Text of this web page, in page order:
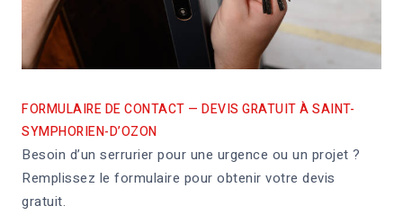
FORMULAIRE DE CONTACT — DEVIS GRATUIT À SAINT-
SYMPHORIEN-D’OZON
Besoin d’un serrurier pour une urgence ou un projet ?
Remplissez le formulaire pour obtenir votre devis
gratuit.